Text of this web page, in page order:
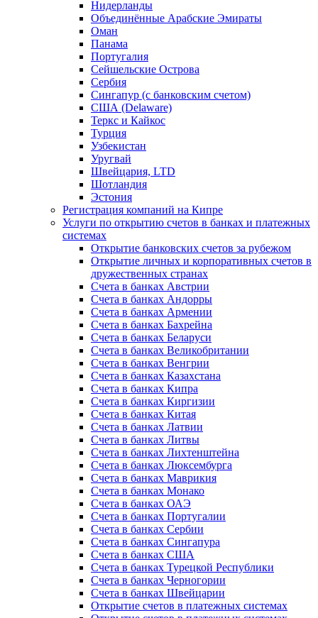
Нидерланды
Объединённые Арабские Эмираты
Оман
Панама
Португалия
Сейшельские Острова
Сербия
Сингапур (c банковским счетом)
США (Delaware)
Теркс и Кайкос
Турция
Узбекистан
Уругвай
Швейцария, LTD
Шотландия
Эстония
Регистрация компаний на Кипре
Услуги по открытию счетов в банках и платежных
системах
Открытие банковских счетов за рубежом
Открытие личных и корпоративных счетов в
дружественных странах
Счета в банках Австрии
Счета в банках Андорры
Счета в банках Армении
Счета в банках Бахрейна
Счета в банках Беларуси
Счета в банках Великобритании
Счета в банках Венгрии
Счета в банках Казахстана
Счета в банках Кипра
Счета в банках Киргизии
Счета в банках Китая
Счета в банках Латвии
Счета в банках Литвы
Счета в банках Лихтенштейна
Счета в банках Люксембурга
Счета в банках Маврикия
Счета в банках Монако
Счета в банках ОАЭ
Счета в банках Португалии
Счета в банках Сербии
Счета в банках Сингапура
Счета в банках США
Счета в банках Турецкой Республики
Счета в банках Черногории
Счета в банках Швейцарии
Открытие счетов в платежных системах